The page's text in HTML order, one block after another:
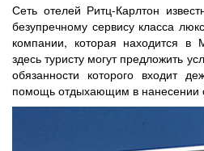
Сеть отелей Ритц-Карлтон
безупречному сервису класса
компании, которая находится в
здесь туристу могут предложить
обязанности которого входит
помощь отдыхающим в нанесении